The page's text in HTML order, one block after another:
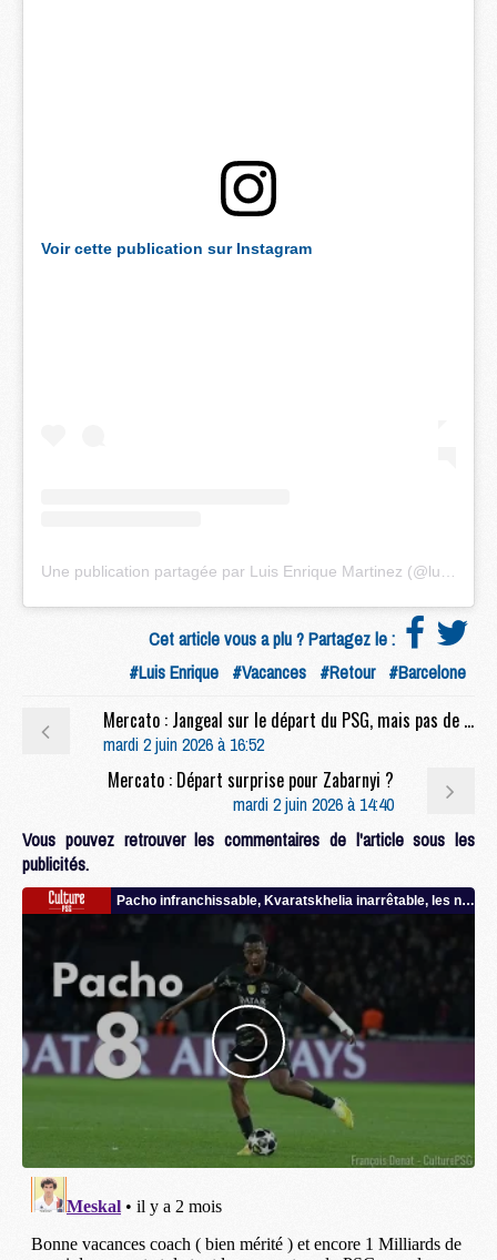
Voir cette publication sur Instagram
Cet article vous a plu ? Partagez le :
#Luis Enrique #Vacances #Retour #Barcelone
Mercato : Jangeal sur le départ du PSG, mais pas de QSI ?
mardi 2 juin 2026 à 16:52
Mercato : Départ surprise pour Zabarnyi ?
mardi 2 juin 2026 à 14:40
Vous pouvez retrouver les commentaires de l'article sous les
publicités.